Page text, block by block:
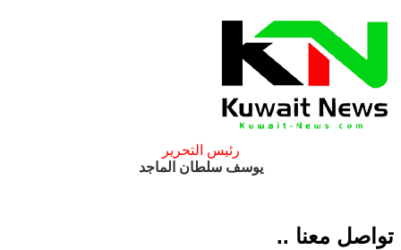
رئيس التحرير
يوسف سلطان الماجد
تواصل معنا ..